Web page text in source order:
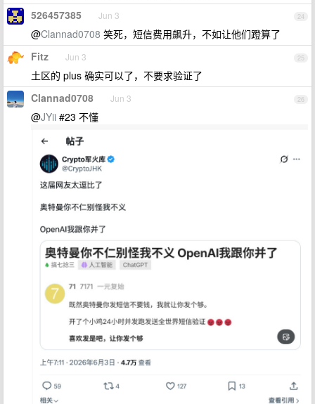
24
526457385 Jun 3
@Clannad0708 笑死，短信费用飙升，不如让他们蹬算了
25
Fitz Jun 3
土区的 plus 确实可以了，不要求验证了
26
Clannad0708 Jun 3
@JYii #23 不懂